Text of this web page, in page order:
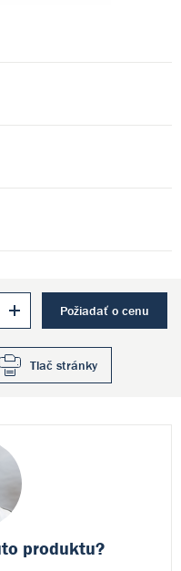
Požiadať o cenu
Tlač stránky
produktu?